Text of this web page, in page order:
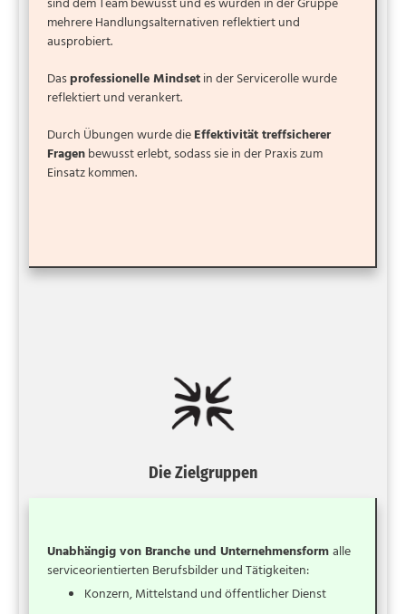
mehrere Handlungsalternativen reflektiert und
ausprobiert.
Dasprofessionelle Mindsetin der Servicerolle wurde
reflektiert und verankert.
Durch Übungen wurde dieEffektivität treffsicherer
Fragenbewusst erlebt, sodass sie in der Praxis zum
Einsatz kommen.
Die Zielgruppen
Unabhängig von Branche und Unternehmensformalle
serviceorientierten Berufsbilder und Tätigkeiten:
Konzern, Mittelstand und öffentlicher Dienst